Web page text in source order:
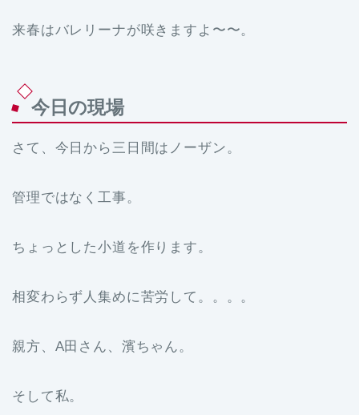
来春はバレリーナが咲きますよ〜〜。
今日の現場
さて、今日から三日間はノーザン。
管理ではなく工事。
ちょっとした小道を作ります。
相変わらず人集めに苦労して。。。。
親方、A田さん、濱ちゃん。
そして私。